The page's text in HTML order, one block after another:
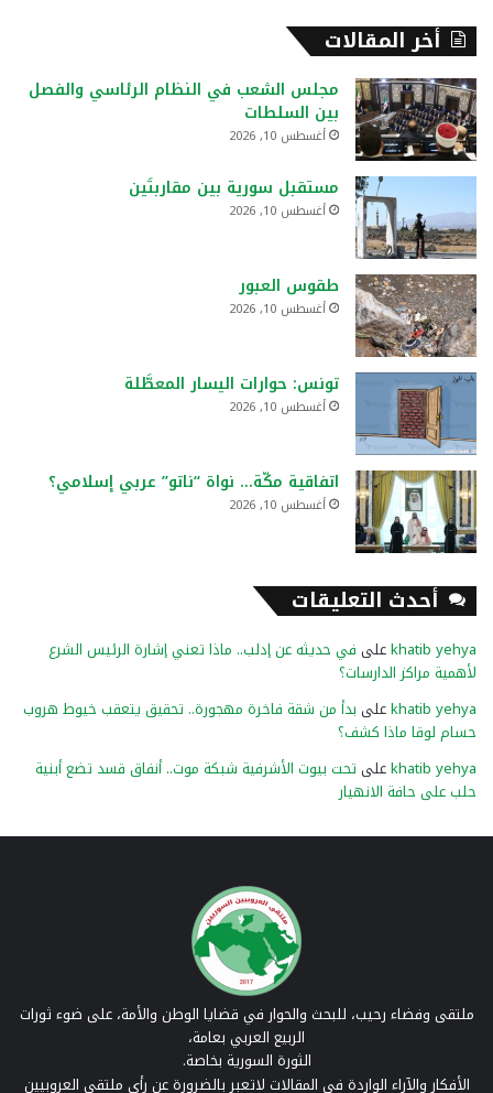
أخر المقالات
مجلس الشعب في النظام الرئاسي والفصل
بين السلطات
أغسطس 10, 2026
مستقبل سورية بين مقاربتَين
أغسطس 10, 2026
طقوس العبور
أغسطس 10, 2026
تونس: حوارات اليسار المعطَّلة
أغسطس 10, 2026
اتفاقية مكّة… نواة “ناتو” عربي إسلامي؟
أغسطس 10, 2026
أحدث التعليقات
khatib yehyaعلى في حديثه عن إدلب.. ماذا تعني إشارة الرئيس الشرع
لأهمية مراكز الدارسات؟
khatib yehyaعلى بدأ من شقة فاخرة مهجورة.. تحقيق يتعقب خيوط هروب
حسام لوقا ماذا كشف؟
khatib yehyaعلى تحت بيوت الأشرفية شبكة موت.. أنفاق قسد تضع أبنية
حلب على حافة الانهيار
ملتقى وفضاء رحيب، للبحث والحوار في قضايا الوطن والأمة، على ضوء ثورات
الربيع العربي بعامة،
الثورة السورية بخاصة.
الأفكار والآراء الواردة في المقالات لاتعبر بالضرورة عن رأي ملتقى العروبيين